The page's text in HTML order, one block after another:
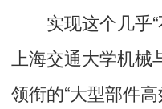
实现这个几乎“
上海交通大学机械
领衔的“大型部件